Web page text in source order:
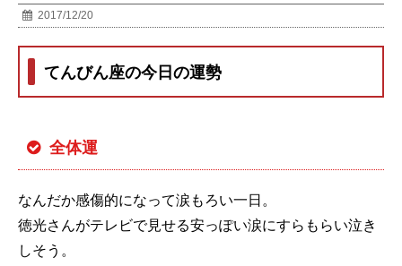
2017/12/20
てんびん座の今日の運勢
全体運
なんだか感傷的になって涙もろい一日。
徳光さんがテレビで見せる安っぽい涙にすらもらい泣き
しそう。